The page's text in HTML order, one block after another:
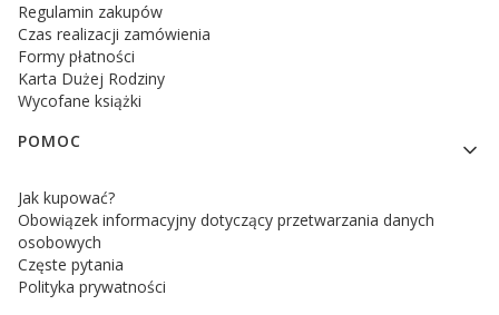
Regulamin zakupów
Czas realizacji zamówienia
Formy płatności
Karta Dużej Rodziny
Wycofane książki
POMOC
Jak kupować?
Obowiązek informacyjny dotyczący przetwarzania danych
osobowych
Częste pytania
Polityka prywatności